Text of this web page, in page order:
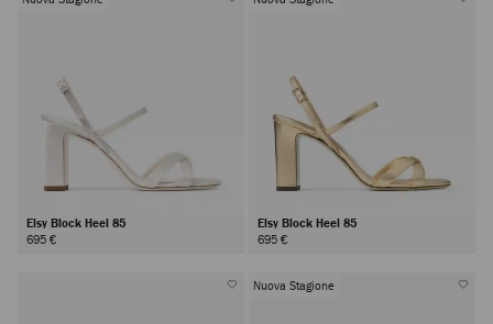
Elsy Block Heel 85
695 €
Elsy Block Heel 85
695 €
Nuova Stagione